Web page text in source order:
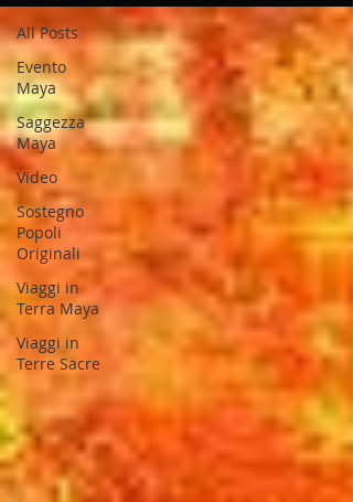
All Posts
Evento
Maya
Saggezza
Maya
Video
Sostegno
Popoli
Originali
Viaggi in
Terra Maya
Viaggi in
Terre Sacre